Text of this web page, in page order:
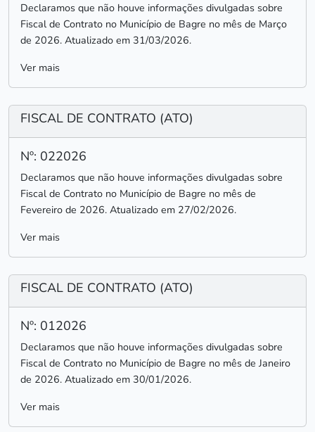
Declaramos que não houve informações divulgadas sobre
Fiscal de Contrato no Município de Bagre no mês de Março
de 2026. Atualizado em 31/03/2026.
Ver mais
FISCAL DE CONTRATO (ATO)
Nº: 022026
Declaramos que não houve informações divulgadas sobre
Fiscal de Contrato no Município de Bagre no mês de
Fevereiro de 2026. Atualizado em 27/02/2026.
Ver mais
FISCAL DE CONTRATO (ATO)
Nº: 012026
Declaramos que não houve informações divulgadas sobre
Fiscal de Contrato no Município de Bagre no mês de Janeiro
de 2026. Atualizado em 30/01/2026.
Ver mais